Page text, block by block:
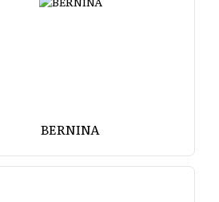
BERNINA